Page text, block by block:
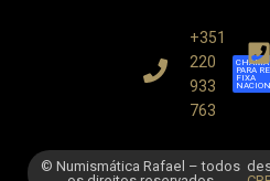
Este site utiliza cookies para
Ao utilizar este site concorda
+351
220
933
763
PARA
FIXA
© Numismática Rafael – todos